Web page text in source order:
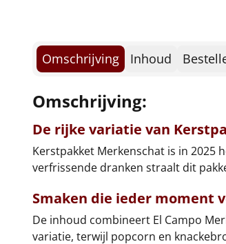
Omschrijving Inhoud
Omschrijving:
De rijke variatie van
Kerstpakket Merkenschat is in 2025
verfrissende dranken straalt dit
Smaken die ieder moment
De inhoud combineert El Campo
variatie, terwijl popcorn en